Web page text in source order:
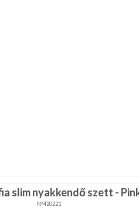
slim nyakkendő szett -
NM20221